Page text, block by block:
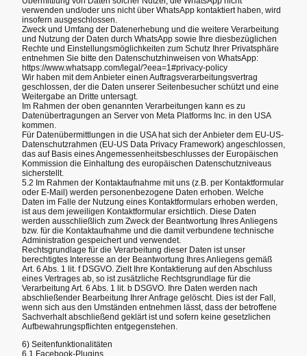
verwenden und/oder uns nicht über WhatsApp kontaktiert haben, wird
insofern ausgeschlossen.
Zweck und Umfang der Datenerhebung und die weitere Verarbeitung
und Nutzung der Daten durch WhatsApp sowie Ihre diesbezüglichen
Rechte und Einstellungsmöglichkeiten zum Schutz Ihrer Privatsphäre
entnehmen Sie bitte den Datenschutzhinweisen von WhatsApp:
https://www.whatsapp.com/legal/?eea=1#privacy-policy
Wir haben mit dem Anbieter einen Auftragsverarbeitungsvertrag
geschlossen, der die Daten unserer Seitenbesucher schützt und eine
Weitergabe an Dritte untersagt.
Im Rahmen der oben genannten Verarbeitungen kann es zu
Datenübertragungen an Server von Meta Platforms Inc. in den USA
kommen.
Für Datenübermittlungen in die USA hat sich der Anbieter dem EU-US-
Datenschutzrahmen (EU-US Data Privacy Framework) angeschlossen,
das auf Basis eines Angemessenheitsbeschlusses der Europäischen
Kommission die Einhaltung des europäischen Datenschutzniveaus
sicherstellt.
5.2 Im Rahmen der Kontaktaufnahme mit uns (z.B. per Kontaktformular
oder E-Mail) werden personenbezogene Daten erhoben. Welche
Daten im Falle der Nutzung eines Kontaktformulars erhoben werden,
ist aus dem jeweiligen Kontaktformular ersichtlich. Diese Daten
werden ausschließlich zum Zweck der Beantwortung Ihres Anliegens
bzw. für die Kontaktaufnahme und die damit verbundene technische
Administration gespeichert und verwendet.
Rechtsgrundlage für die Verarbeitung dieser Daten ist unser
berechtigtes Interesse an der Beantwortung Ihres Anliegens gemäß
Art. 6 Abs. 1 lit. f DSGVO. Zielt Ihre Kontaktierung auf den Abschluss
eines Vertrages ab, so ist zusätzliche Rechtsgrundlage für die
Verarbeitung Art. 6 Abs. 1 lit. b DSGVO. Ihre Daten werden nach
abschließender Bearbeitung Ihrer Anfrage gelöscht. Dies ist der Fall,
wenn sich aus den Umständen entnehmen lässt, dass der betroffene
Sachverhalt abschließend geklärt ist und sofern keine gesetzlichen
Aufbewahrungspflichten entgegenstehen.
6) Seitenfunktionalitäten
6.1 Facebook-Plugins